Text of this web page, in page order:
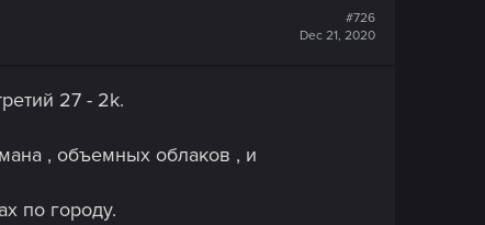
#726
Dec 21, 2020
27 - 2k.
, объемных облаков , и
по городу.